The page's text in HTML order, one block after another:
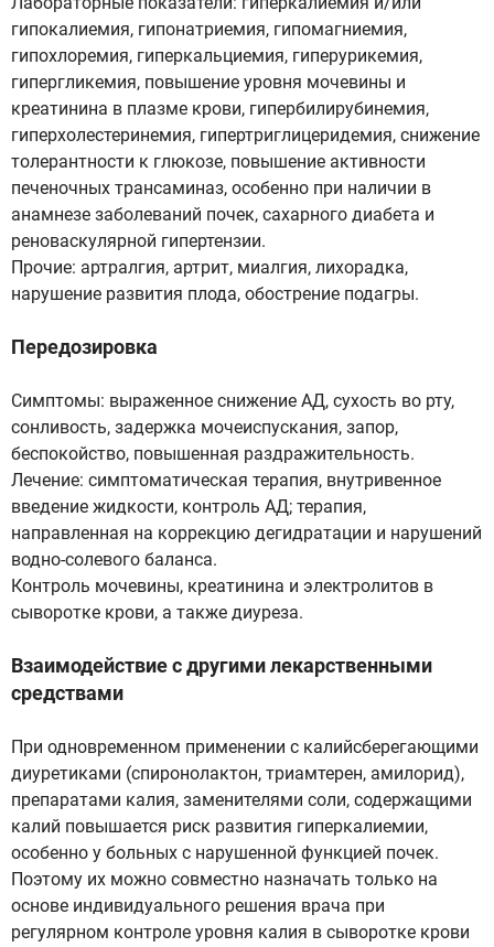
гипокалиемия, гипонатриемия, гипомагниемия,
гипохлоремия, гиперкальциемия, гиперурикемия,
гипергликемия, повышение уровня мочевины и
креатинина в плазме крови, гипербилирубинемия,
гиперхолестеринемия, гипертриглицеридемия, снижение
толерантности к глюкозе, повышение активности
печеночных трансаминаз, особенно при наличии в
анамнезе заболеваний почек, сахарного диабета и
реноваскулярной гипертензии.
Прочие: артралгия, артрит, миалгия, лихорадка,
нарушение развития плода, обострение подагры.
Передозировка
Симптомы: выраженное снижение АД, сухость во рту,
сонливость, задержка мочеиспускания, запор,
беспокойство, повышенная раздражительность.
Лечение: симптоматическая терапия, внутривенное
введение жидкости, контроль АД; терапия,
направленная на коррекцию дегидратации и нарушений
водно-солевого баланса.
Контроль мочевины, креатинина и электролитов в
сыворотке крови, а также диуреза.
Взаимодействие с другими лекарственными
средствами
При одновременном применении с калийсберегающими
диуретиками (спиронолактон, триамтерен, амилорид),
препаратами калия, заменителями соли, содержащими
калий повышается риск развития гиперкалиемии,
особенно у больных с нарушенной функцией почек.
Поэтому их можно совместно назначать только на
основе индивидуального решения врача при
регулярном контроле уровня калия в сыворотке крови